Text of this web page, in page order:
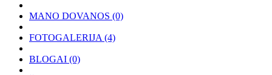
MANO DOVANOS (0)
FOTOGALERIJA (4)
BLOGAI (0)